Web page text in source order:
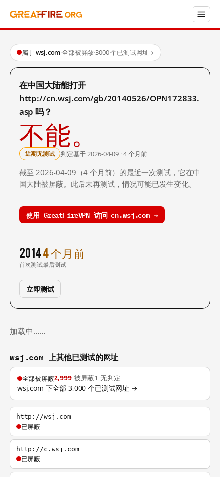
属于 wsj.com·全部被屏蔽·3000 个已测试网址→
在中国大陆能打开
http://cn.wsj.com/gb/20140526/OPN172833.
asp 吗？
不能。
近期无测试 判定基于 2026-04-09 · 4 个月前
截至 2026-04-09（4 个月前）的最近一次测试，它在中
国大陆被屏蔽。此后未再测试，情况可能已发生变化。
使用 GreatFireVPN 访问 cn.wsj.com →
2014
首次测试
4 个月前
最后测试
立即测试
加载中……
wsj.com 上其他已测试的网址
全部被屏蔽2,999 被屏蔽1 无判定
wsj.com 下全部 3,000 个已测试网址 →
http://wsj.com
已屏蔽
http://c.wsj.com
已屏蔽